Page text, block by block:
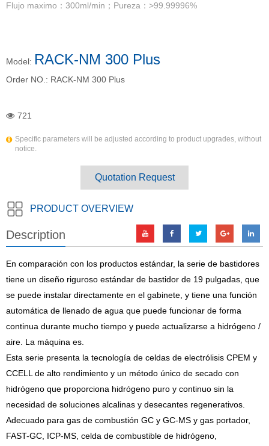
Flujo maximo：300ml/min；Pureza：>99.99996%
Model: RACK-NM 300 Plus
Order NO.: RACK-NM 300 Plus
721
Specific parameters will be adjusted according to product upgrades, without
notice.
Quotation Request
PRODUCT OVERVIEW
Description
En comparación con los productos estándar, la serie de bastidores
tiene un diseño riguroso estándar de bastidor de 19 pulgadas, que
se puede instalar directamente en el gabinete, y tiene una función
automática de llenado de agua que puede funcionar de forma
continua durante mucho tiempo y puede actualizarse a hidrógeno /
aire. La máquina es.
Esta serie presenta la tecnología de celdas de electrólisis CPEM y
CCELL de alto rendimiento y un método único de secado con
hidrógeno que proporciona hidrógeno puro y continuo sin la
necesidad de soluciones alcalinas y desecantes regenerativos.
Adecuado para gas de combustión GC y GC-MS y gas portador,
FAST-GC, ICP-MS, celda de combustible de hidrógeno,